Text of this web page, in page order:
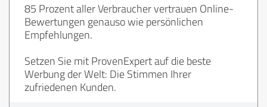
85 Prozent aller Verbraucher vertrauen Online-
Bewertungen genauso wie persönlichen
Empfehlungen.
Setzen Sie mit ProvenExpert auf die beste
Werbung der Welt: Die Stimmen Ihrer
zufriedenen Kunden.